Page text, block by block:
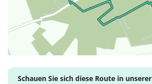
Schauen Sie sich diese Route in unserer